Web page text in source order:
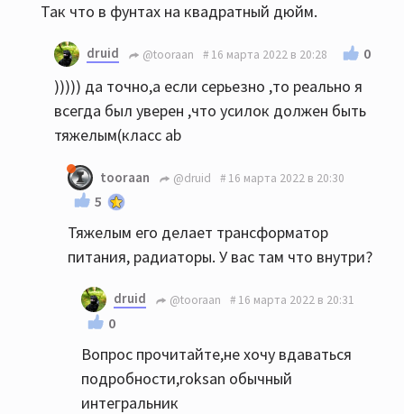
Так что в фунтах на квадратный дюйм.
druid @tooraan 16 марта 2022 в 20:28 0
))))) да точно,а если серьезно ,то реально я
всегда был уверен ,что усилок должен быть
тяжелым(класс ab
tooraan @druid 16 марта 2022 в 20:30
5
Тяжелым его делает трансформатор
питания, радиаторы. У вас там что внутри?
druid @tooraan 16 марта 2022 в 20:31
0
Вопрос прочитайте,не хочу вдаваться
подробности,roksan обычный
интегральник